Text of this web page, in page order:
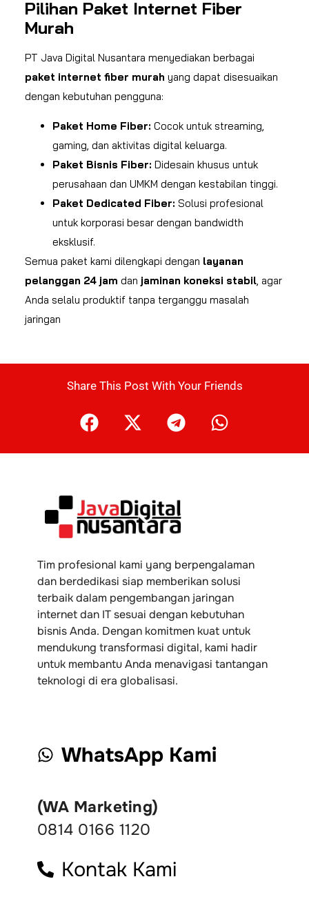
Pilihan Paket Internet Fiber
Murah
PT Java Digital Nusantara menyediakan berbagai
paket internet fiber murah yang dapat disesuaikan
dengan kebutuhan pengguna:
Paket Home Fiber: Cocok untuk streaming,
gaming, dan aktivitas digital keluarga.
Paket Bisnis Fiber: Didesain khusus untuk
perusahaan dan UMKM dengan kestabilan tinggi.
Paket Dedicated Fiber: Solusi profesional
untuk korporasi besar dengan bandwidth
eksklusif.
Semua paket kami dilengkapi dengan layanan
pelanggan 24 jam dan jaminan koneksi stabil, agar
Anda selalu produktif tanpa terganggu masalah
jaringan
Share This Post With Your Friends
Tim profesional kami yang berpengalaman
dan berdedikasi siap memberikan solusi
terbaik dalam pengembangan jaringan
internet dan IT sesuai dengan kebutuhan
bisnis Anda. Dengan komitmen kuat untuk
mendukung transformasi digital, kami hadir
untuk membantu Anda menavigasi tantangan
teknologi di era globalisasi.
WhatsApp Kami
(WA Marketing)
0814 0166 1120
Kontak Kami